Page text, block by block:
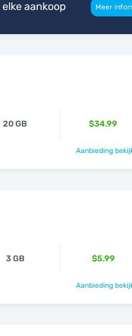
aankoop Meer
20 GB $34.99
Aanbieding
3 GB $5.99
Aanbieding